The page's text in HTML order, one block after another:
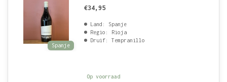
Spanje
€34,95
Land: Spanje
Regio: Rioja
Druif: Tempranillo
Op voorraad